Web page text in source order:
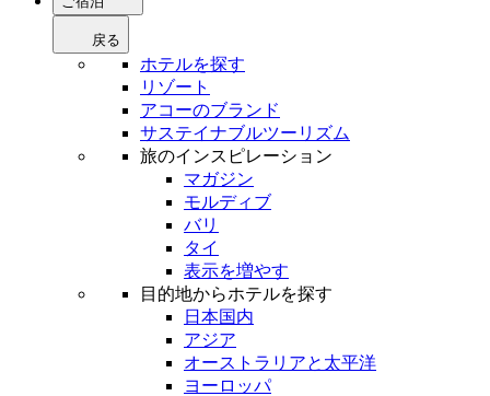
戻る
ホテルを探す
リゾート
アコーのブランド
サステイナブルツーリズム
旅のインスピレーション
マガジン
モルディブ
バリ
タイ
表示を増やす
目的地からホテルを探す
日本国内
アジア
オーストラリアと太平洋
ヨーロッパ